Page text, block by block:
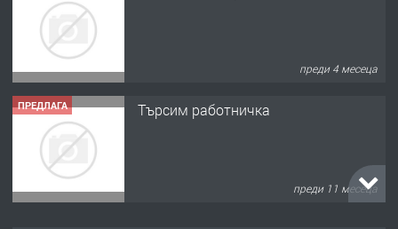
преди 4 месеца
ПРЕДЛАГА Търсим работничка
преди 11 месеца